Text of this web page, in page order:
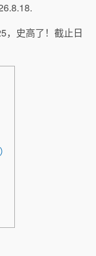
，史高了！截止日